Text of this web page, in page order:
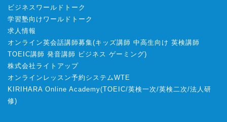
ビジネスワールドトーク
学習塾向けワールドトーク
求人情報
オンライン英会話講師募集(キッズ講師 中高生向け 英検講師
TOEIC講師 発音講師 ビジネス ゲーミング)
株式会社ライトアップ
オンラインレッスン予約システムWTE
KIRIHARA Online Academy(TOEIC/英検一次/英検二次/法人研
修)